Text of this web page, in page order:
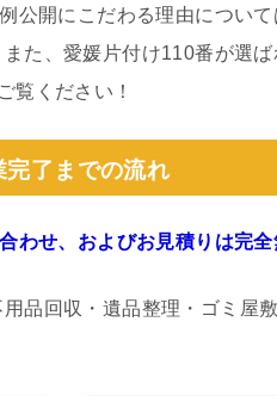
公開にこだわる理由について
また、愛媛片付け110番が選
覧ください！
了までの流れ
わせ、およびお見積りは完
品回収・遺品整理・ゴミ屋